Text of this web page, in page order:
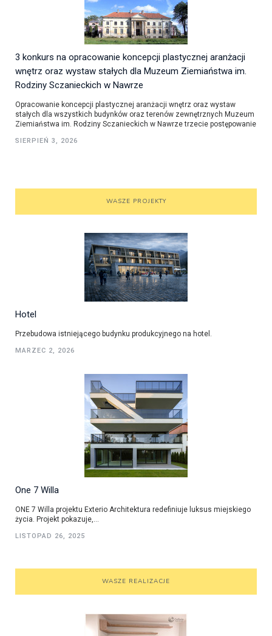
3 konkurs na opracowanie koncepcji plastycznej aranżacji
wnętrz oraz wystaw stałych dla Muzeum Ziemiaństwa im.
Rodziny Sczanieckich w Nawrze
Opracowanie koncepcji plastycznej aranżacji wnętrz oraz wystaw
stałych dla wszystkich budynków oraz terenów zewnętrznych Muzeum
Ziemiaństwa im. Rodziny Sczanieckich w Nawrze trzecie postępowanie
SIERPIEŃ 3, 2026
WASZE PROJEKTY
Hotel
Przebudowa istniejącego budynku produkcyjnego na hotel.
MARZEC 2, 2026
One 7 Willa
ONE 7 Willa projektu Exterio Architektura redefiniuje luksus miejskiego
życia. Projekt pokazuje,...
LISTOPAD 26, 2025
WASZE REALIZACJE